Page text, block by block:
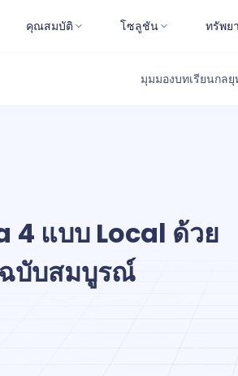
คุณสมบัติ โซลูชัน ทรัพย
มุมมองบทเรียนกล
4 แบบ Local ด้วย
บับสมบูรณ์